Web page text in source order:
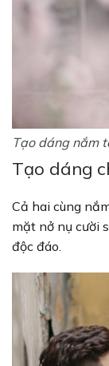
Tạo dáng nắm
Tạo dáng
Cả hai cùng
mặt nở nụ cười
độc đáo.